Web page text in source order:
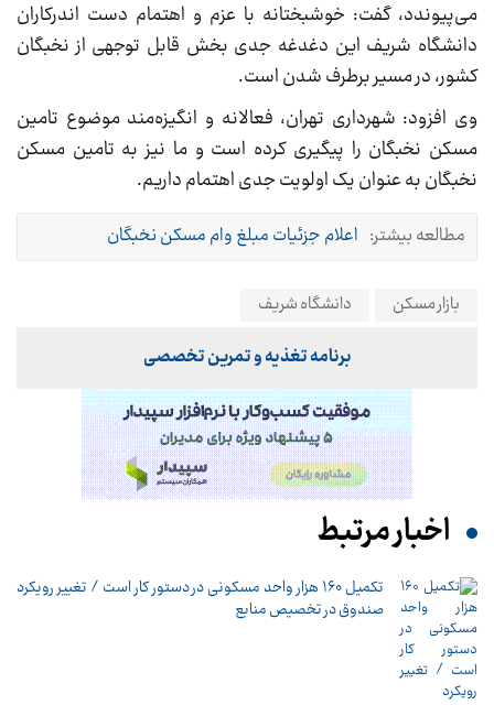
می‌پیوندد، گفت: خوشبختانه با عزم و اهتمام دست اندرکاران
دانشگاه شریف این دغدغه جدی بخش قابل توجهی از نخبگان
کشور، در مسیر برطرف شدن است.
وی افزود: شهرداری تهران، فعالانه و انگیزه‌مند موضوع تامین
مسکن نخبگان را پیگیری کرده است و ما نیز به تامین مسکن
نخبگان به عنوان یک اولویت جدی اهتمام داریم.
مطالعه بیشتر: اعلام جزئیات مبلغ وام مسکن نخبگان
بازار مسکن دانشگاه شریف
برنامه تغذیه و تمرین تخصصی
اخبار مرتبط
تکمیل ۱۶۰ هزار واحد مسکونی در دستور کار است / تغییر رویکرد
صندوق در تخصیص منابع